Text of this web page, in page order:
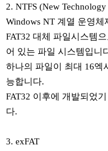
2. NTFS (New
Windows NT 계열 운영
FAT32 대체 파일시스템
어 있는 파일 시스템입니
하나의 파일이 최대 16엑
능합니다.
FAT32 이후에 개발되었
다.
3. exFAT